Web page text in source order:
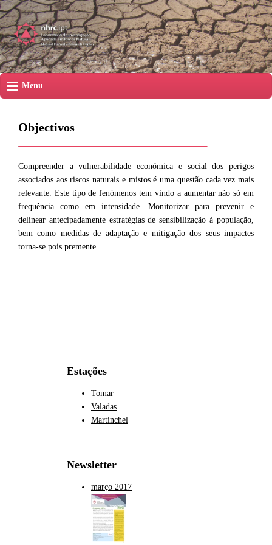
Menu
Objectivos
Compreender a vulnerabilidade económica e social dos perigos
associados aos riscos naturais e mistos é uma questão cada vez mais
relevante. Este tipo de fenómenos tem vindo a aumentar não só em
frequência como em intensidade. Monitorizar para prevenir e
delinear antecipadamente estratégias de sensibilização à população,
bem como medidas de adaptação e mitigação dos seus impactes
torna-se pois premente.
Estações
Tomar
Valadas
Martinchel
Newsletter
março 2017